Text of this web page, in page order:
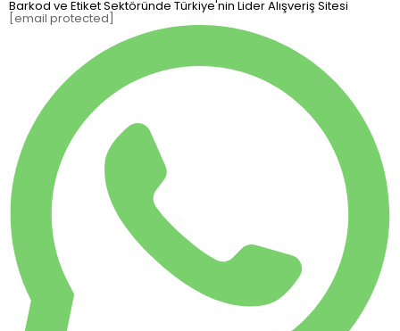
Barkod ve Etiket Sektöründe Türkiye'nin Lider Alışveriş Sitesi
[email protected]